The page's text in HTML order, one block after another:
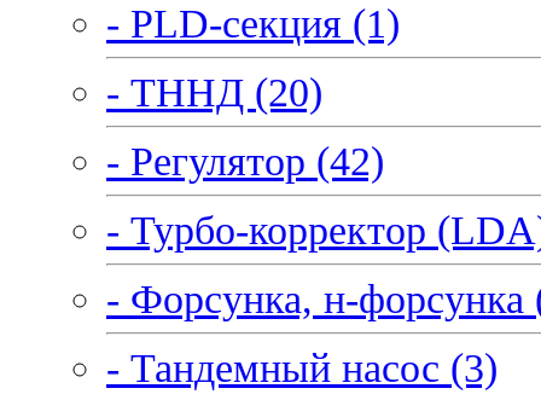
- PLD-секция (1)
- ТННД (20)
- Регулятор (42)
- Турбо-корректор
- Форсунка, н-форсунка
- Тандемный насос (3)